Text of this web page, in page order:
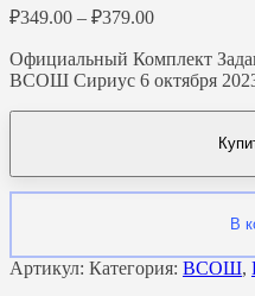
₽349.00 – ₽379.00Диапазон
₽349.00
–
₽379.00
Официальный Комплект
ВСОШ Сириус 6 октября
В
Артикул: Категория: ВСОШ,